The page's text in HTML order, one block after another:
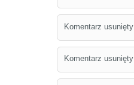
Komentarz usunięty
Komentarz usunięty